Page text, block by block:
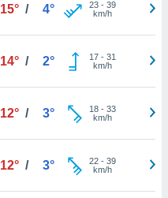
15° / 4° 23- 39
km/h
14° / 2° 17- 31
km/h
12° / 3° 18- 33
km/h
12° / 3° 22- 39
km/h